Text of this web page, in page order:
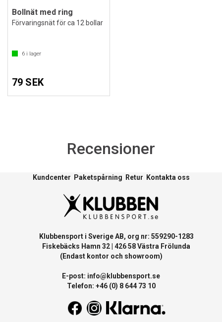
Bollnät med ring
Förvaringsnät för ca 12 bollar
6 i lager
79 SEK
Recensioner
Kundcenter Paketspårning Retur Kontakta oss
Klubbensport i Sverige AB, org nr: 559290-1283
Fiskebäcks Hamn 32 | 426 58 Västra Frölunda
(Endast kontor och showroom)
E-post: info@klubbensport.se
Telefon: +46 (0) 8 644 73 10